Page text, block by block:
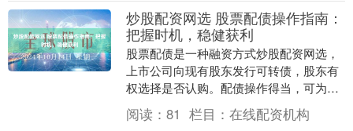
炒股配资网选 股票配债操作指南：
把握时机，稳健获利
股票配债是一种融资方式炒股配资网选，
上市公司向现有股东发行可转债，股东有
权选择是否认购。配债操作得当，可为投
资者带来稳健收益。 * **爆仓风险：**当股
票价格....
阅读： 81 栏目： 在线配资机构